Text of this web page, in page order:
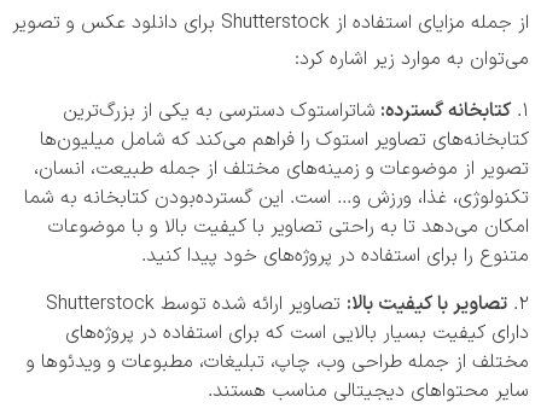
از جمله مزایای استفاده از Shutterstock برای دانلود عکس و تصویر
می‌توان به موارد زیر اشاره کرد:
کتابخانه گسترده: شاتراستوک دسترسی به یکی از بزرگ‌ترین
کتابخانه‌های تصاویر استوک را فراهم می‌کند که شامل میلیون‌ها
تصویر از موضوعات و زمینه‌های مختلف از جمله طبیعت، انسان،
تکنولوژی، غذا، ورزش و… است. این گسترده‌بودن کتابخانه به شما
امکان می‌دهد تا به راحتی تصاویر با کیفیت بالا و با موضوعات
متنوع را برای استفاده در پروژه‌های خود پیدا کنید.
تصاویر با کیفیت بالا:
تصاویر ارائه شده توسط Shutterstock
دارای کیفیت بسیار بالایی است که برای استفاده در پروژه‌های
مختلف از جمله طراحی وب، چاپ، تبلیغات، مطبوعات و ویدئوها و
سایر محتواهای دیجیتالی مناسب هستند.